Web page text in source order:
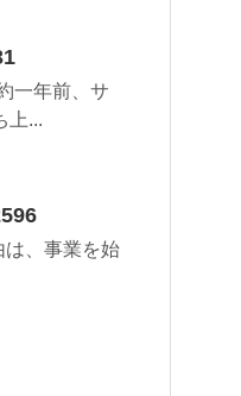
一年前、サ
上...
、事業を始